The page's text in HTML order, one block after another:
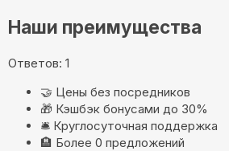
Наши преимущества
Ответов: 1
🤝 Цены без посредников
🎁 Кэшбэк бонусами до 30%
🛎️ Круглосуточная поддержка
🏨 Более 0 предложений